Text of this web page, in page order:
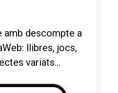
amb descompte a
llibres, jocs,
variats...